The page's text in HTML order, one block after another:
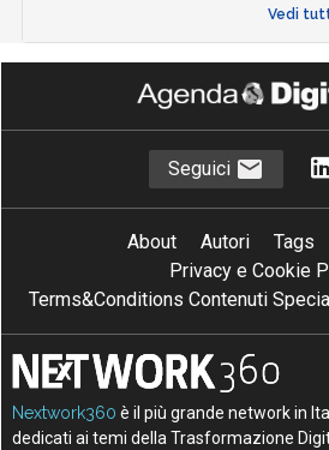
Vedi
Seguici
About Autori Tags
Privacy e Cookie
Terms&Conditions Contenuti
Nextwork360 è il più grande network in
dedicati ai temi della Trasformazione